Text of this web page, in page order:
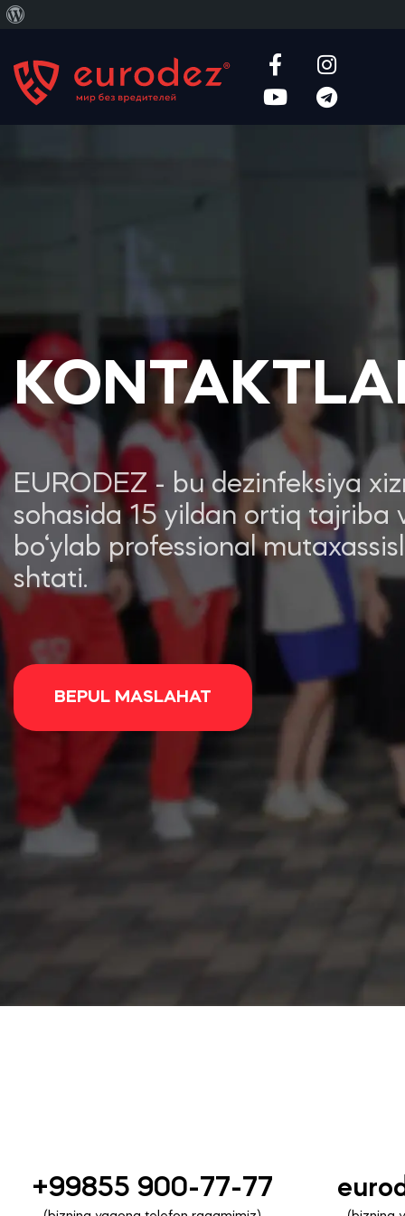
EURODEZ - bu dezinfeksiya
sohasida 15 yildan ortiq tajriba
bo‘ylab professional
shtati.
BEPUL MASLAHAT
+99855 900-77-77